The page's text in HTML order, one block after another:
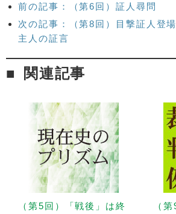
前の記事：（第6回）証人尋問
次の記事：（第8回）目撃証人登
主人の証言
関連記事
（第5回）「戦後」は終
（